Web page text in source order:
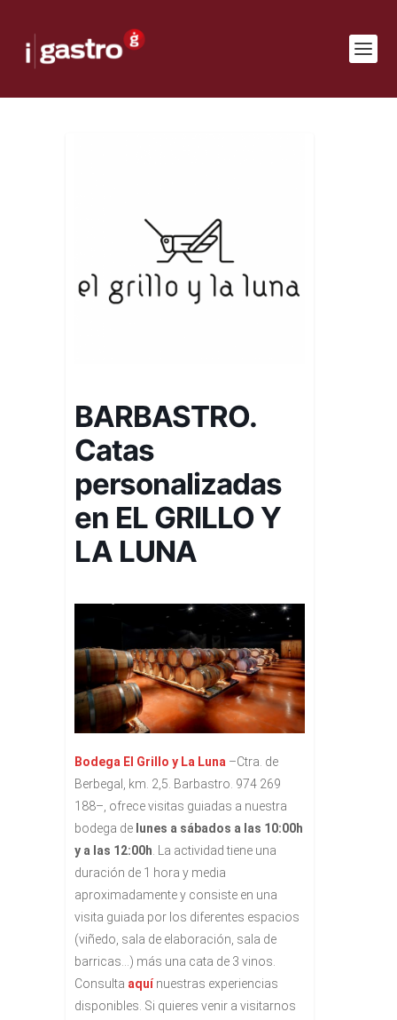
BARBASTRO.
Catas
personalizadas
en EL GRILLO Y
LA LUNA
Bodega El Grillo y La Luna –Ctra. de
Berbegal, km. 2,5. Barbastro. 974 269
188–, ofrece visitas guiadas a nuestra
bodega de lunes a sábados a las 10:00h
y a las 12:00h . La actividad tiene una
duración de 1 hora y media
aproximadamente y consiste en una
visita guiada por los diferentes espacios
(viñedo, sala de elaboración, sala de
barricas…) más una cata de 3 vinos.
Consulta aquí nuestras experiencias
disponibles. Si quieres venir a visitarnos